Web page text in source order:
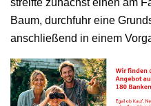
Baum, durchfuhr eine
anschließend in einem